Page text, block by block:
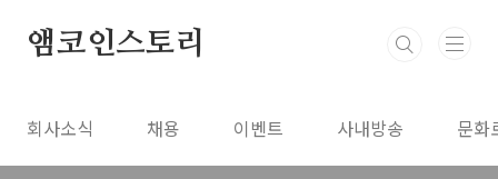
앰코인스토리
회사소식 채용 이벤트 사내방송 문화